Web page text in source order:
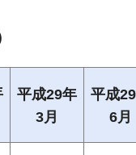
平成29年
3月
平成
6月